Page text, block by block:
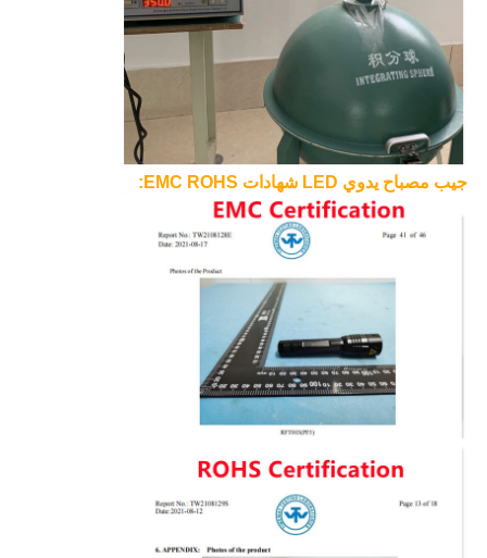
جيب مصباح يدوي LED شهادات EMC ROHS :